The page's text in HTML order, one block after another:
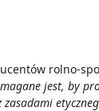
rolno-
jest, by